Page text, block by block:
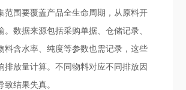
范围要覆盖产品全生命周期，从原料开
。数据来源包括采购单据、仓储记录、
料含水率、纯度等参数也需记录，这些
排放量计算。不同物料对应不同排放因
致结果失真。